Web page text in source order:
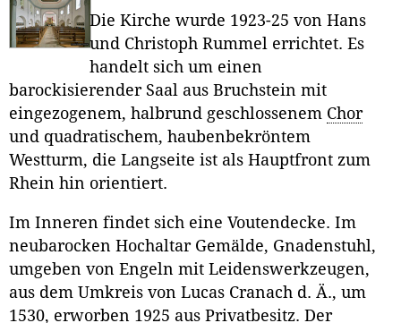
Die Kirche wurde 1923-25 von Hans
und Christoph Rummel errichtet. Es
handelt sich um einen
barockisierender Saal aus Bruchstein mit
eingezogenem, halbrund geschlossenem Chor
und quadratischem, haubenbekröntem
Westturm, die Langseite ist als Hauptfront zum
Rhein hin orientiert.
Im Inneren findet sich eine Voutendecke. Im
neubarocken Hochaltar Gemälde, Gnadenstuhl,
umgeben von Engeln mit Leidenswerkzeugen,
aus dem Umkreis von Lucas Cranach d. Ä., um
1530, erworben 1925 aus Privatbesitz. Der